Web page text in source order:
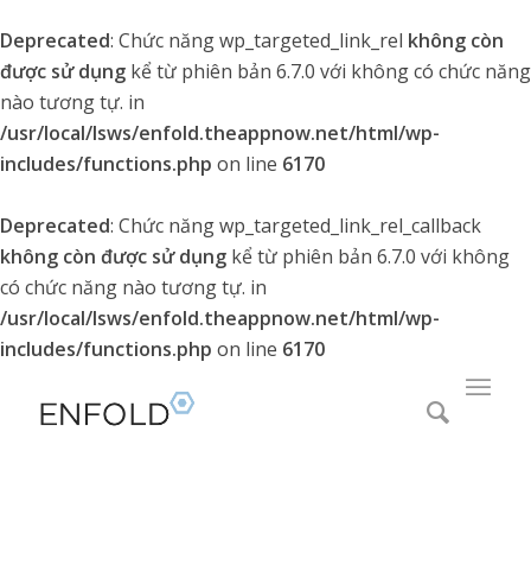
Deprecated: Chức năng wp_targeted_link_rel không còn
được sử dụng kể từ phiên bản 6.7.0 với không có chức năng
nào tương tự. in
/usr/local/lsws/enfold.theappnow.net/html/wp-
includes/functions.php on line 6170
Deprecated: Chức năng wp_targeted_link_rel_callback
không còn được sử dụng kể từ phiên bản 6.7.0 với không
có chức năng nào tương tự. in
/usr/local/lsws/enfold.theappnow.net/html/wp-
includes/functions.php on line 6170